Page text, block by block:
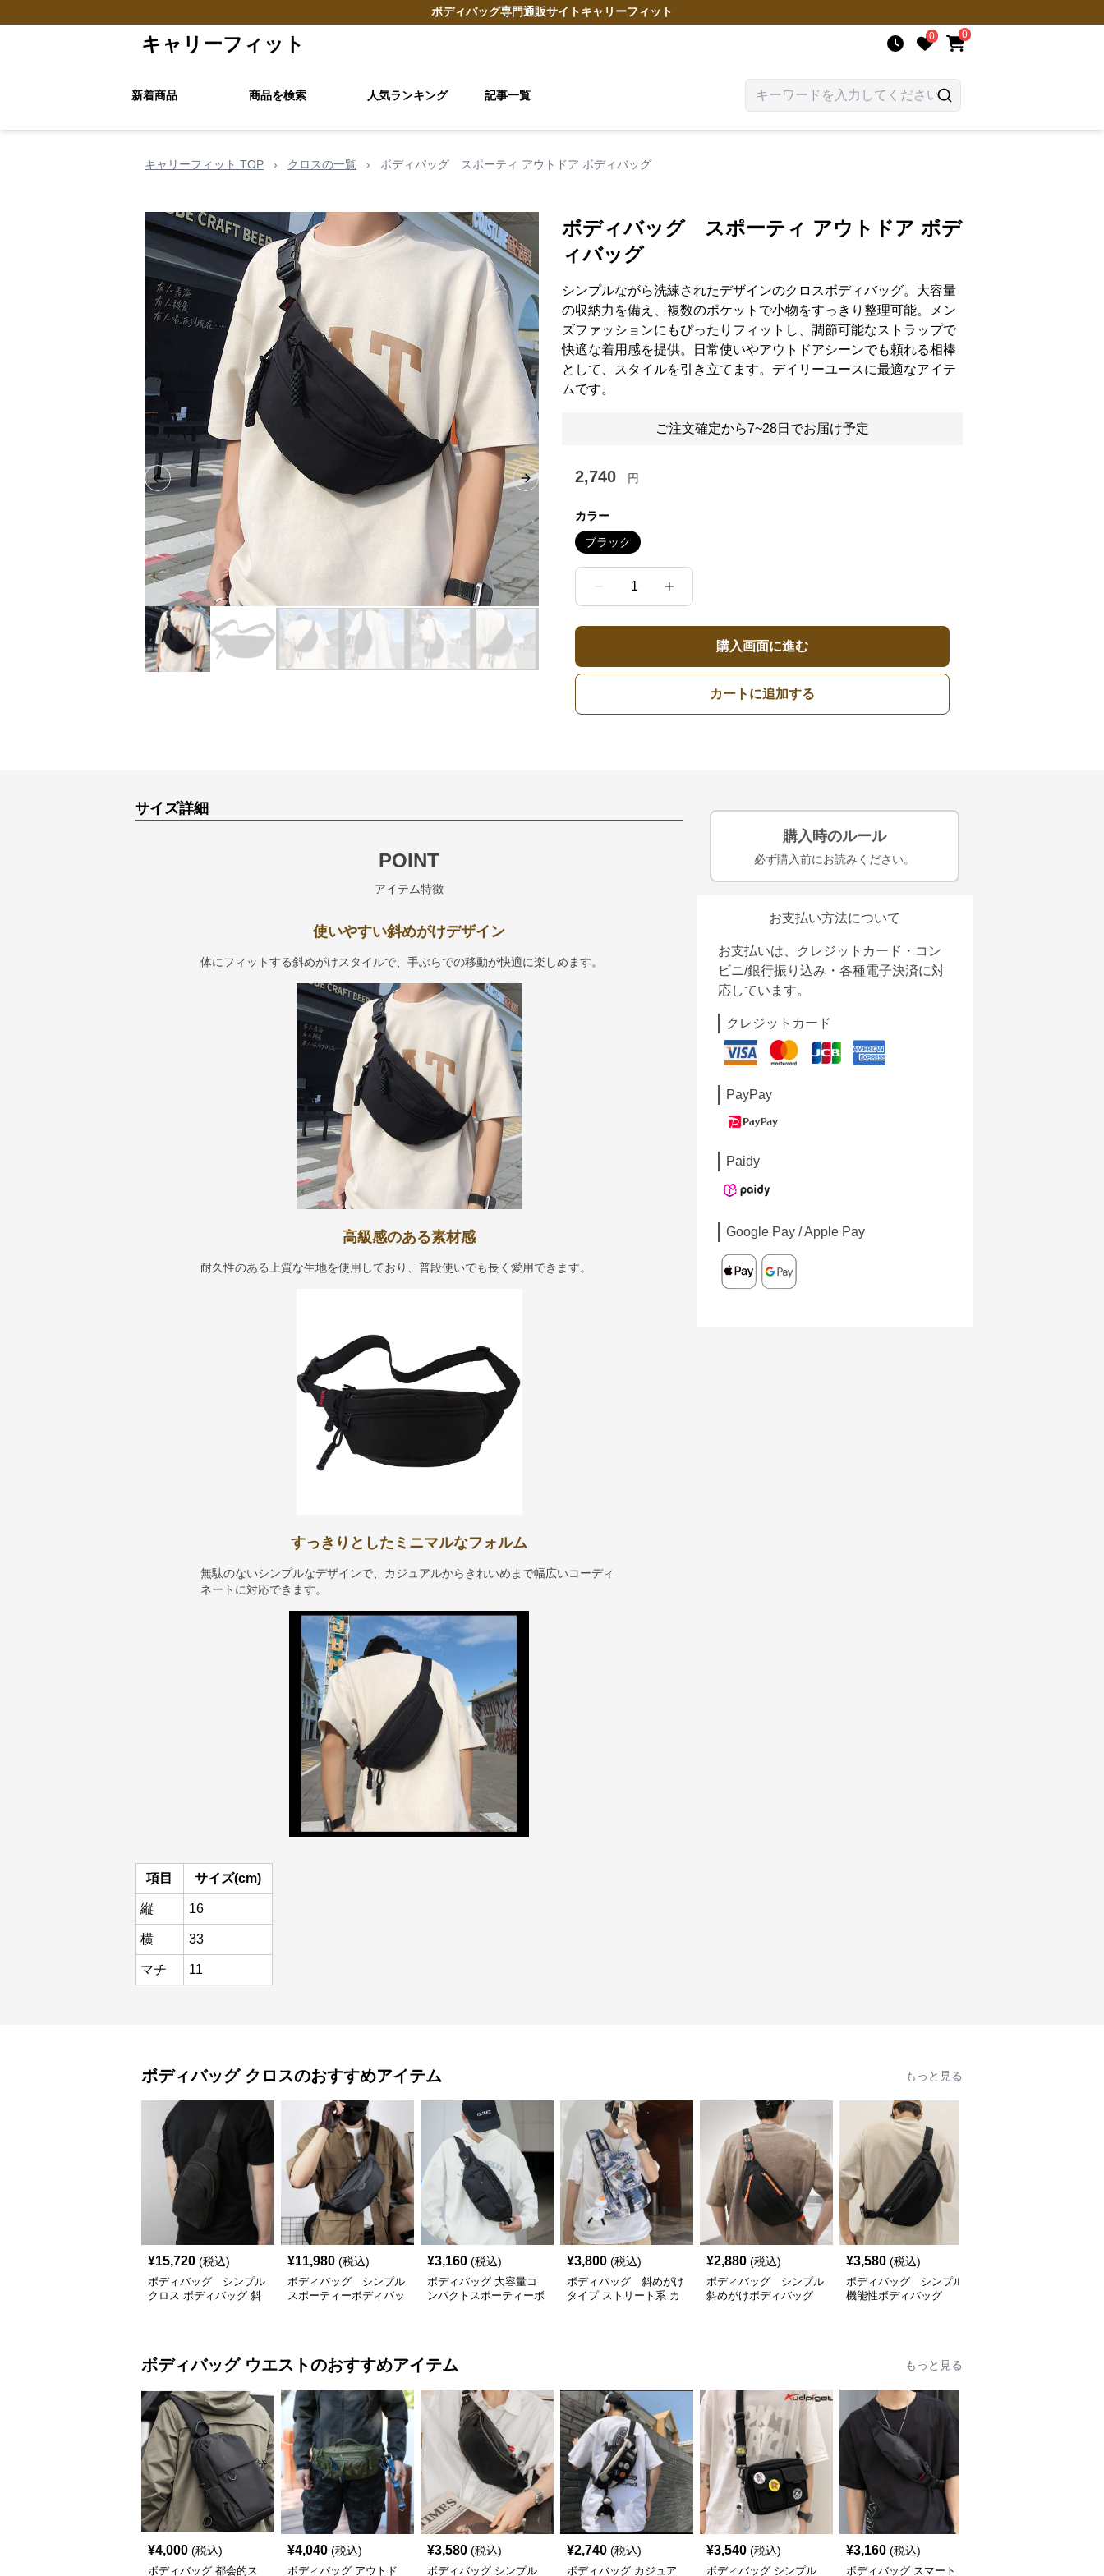
ボディバッグ専門通販サイトキャリーフィット
キャリーフィット 0 0
新着商品 商品を検索 人気ランキング 記事一覧
キャリーフィット TOP › クロスの一覧 › ボディバッグ スポーティ アウトドア ボディバッグ
Previous slide Next slide
ボディバッグ スポーティ アウトドア ボデ
ィバッグ
シンプルながら洗練されたデザインのクロスボディバッグ。大容量
の収納力を備え、複数のポケットで小物をすっきり整理可能。メン
ズファッションにもぴったりフィットし、調節可能なストラップで
快適な着用感を提供。日常使いやアウトドアシーンでも頼れる相棒
として、スタイルを引き立てます。デイリーユースに最適なアイテ
ムです。
ご注文確定から7~28日でお届け予定
2,740 円
カラー
ブラック
1
購入画面に進む
カートに追加する
サイズ詳細
POINT
アイテム特徴
使いやすい斜めがけデザイン
体にフィットする斜めがけスタイルで、手ぶらでの移動が快適に楽しめます。
高級感のある素材感
耐久性のある上質な生地を使用しており、普段使いでも長く愛用できます。
すっきりとしたミニマルなフォルム
無駄のないシンプルなデザインで、カジュアルからきれいめまで幅広いコーディ
ネートに対応できます。
項目 サイズ(cm)
縦 16
横 33
マチ 11
購入時のルール
必ず購入前にお読みください。
お支払い方法について
お支払いは、クレジットカード・コン
ビニ/銀行振り込み・各種電子決済に対
応しています。
クレジットカード
PayPay
Paidy
Google Pay / Apple Pay
ボディバッグ クロスのおすすめアイテム もっと見る
¥15,720 (税込)
ボディバッグ シンプル
クロス ボディバッグ 斜
¥11,980 (税込)
ボディバッグ シンプル
スポーティーボディバッ
¥3,160 (税込)
ボディバッグ 大容量コ
ンパクトスポーティーボ
¥3,800 (税込)
ボディバッグ 斜めがけ
タイプ ストリート系 カ
¥2,880 (税込)
ボディバッグ シンプル
斜めがけボディバッグ
¥3,580 (税込)
ボディバッグ シンプル
機能性ボディバッグ
ボディバッグ ウエストのおすすめアイテム もっと見る
¥4,000 (税込)
ボディバッグ 都会的ス
¥4,040 (税込)
ボディバッグ アウトド
¥3,580 (税込)
ボディバッグ シンプル
¥2,740 (税込)
ボディバッグ カジュア
¥3,540 (税込)
ボディバッグ シンプル
¥3,160 (税込)
ボディバッグ スマート